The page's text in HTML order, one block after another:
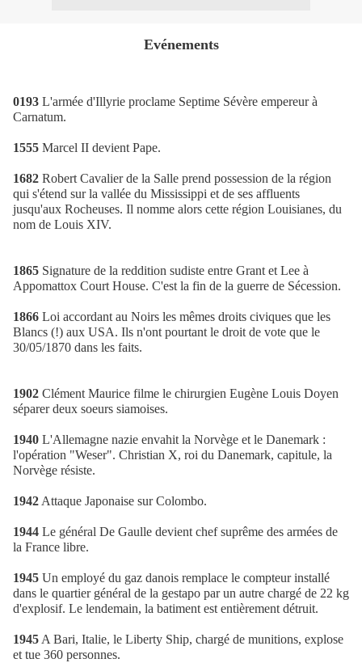
Evénements
0193 L'armée d'Illyrie proclame Septime Sévère empereur à
Carnatum.
1555 Marcel II devient Pape.
1682 Robert Cavalier de la Salle prend possession de la région
qui s'étend sur la vallée du Mississippi et de ses affluents
jusqu'aux Rocheuses. Il nomme alors cette région Louisianes, du
nom de Louis XIV.
1865 Signature de la reddition sudiste entre Grant et Lee à
Appomattox Court House. C'est la fin de la guerre de Sécession.
1866 Loi accordant au Noirs les mêmes droits civiques que les
Blancs (!) aux USA. Ils n'ont pourtant le droit de vote que le
30/05/1870 dans les faits.
1902 Clément Maurice filme le chirurgien Eugène Louis Doyen
séparer deux soeurs siamoises.
1940 L'Allemagne nazie envahit la Norvège et le Danemark :
l'opération "Weser". Christian X, roi du Danemark, capitule, la
Norvège résiste.
1942 Attaque Japonaise sur Colombo.
1944 Le général De Gaulle devient chef suprême des armées de
la France libre.
1945 Un employé du gaz danois remplace le compteur installé
dans le quartier général de la gestapo par un autre chargé de 22 kg
d'explosif. Le lendemain, la batiment est entièrement détruit.
1945 A Bari, Italie, le Liberty Ship, chargé de munitions, explose
et tue 360 personnes.